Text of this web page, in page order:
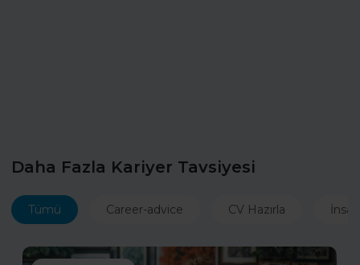
Daha Fazla Kariyer Tavsiyesi
Tümü Career-advice CV Hazırla